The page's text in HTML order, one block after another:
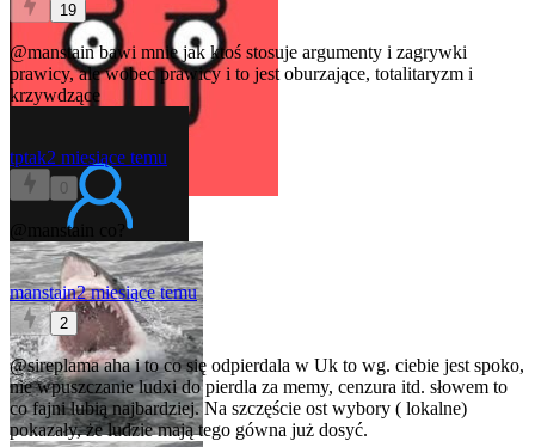
19
@manstainbawi mnie jak ktoś stosuje argumenty i zagrywki
prawicy, ale wobec prawicy i to jest oburzające, totalitaryzm i
krzywdzące
tptak2 miesiące temu
0
@manstain
manstain2 miesiące temu
2
@sireplamaaha i to co się odpierdala w Uk to wg. ciebie jest spoko,
nie wpuszczanie ludxi do pierdla za memy, cenzura itd. słowem to
co fajni lubią najbardziej. Na szczęście ost wybory ( lokalne)
pokazały, że ludzie mają tego gówna już dosyć.